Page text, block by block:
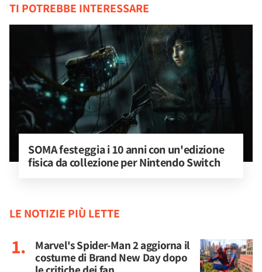
TI POTREBBE INTERESSARE
SOMA festeggia i 10 anni con un'edizione
fisica da collezione per Nintendo Switch
LE NOTIZIE PIÙ LETTE
Marvel's Spider-Man 2 aggiorna il
costume di Brand New Day dopo